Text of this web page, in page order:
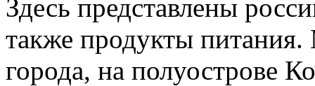
Здесь представлены
также продукты питания.
города, на полуострове